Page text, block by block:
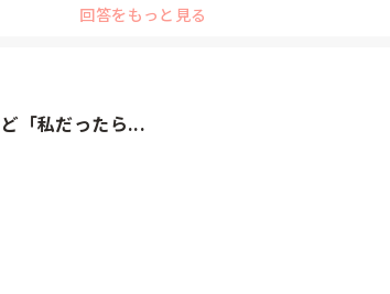
回答をもっと見る
「私だったら...